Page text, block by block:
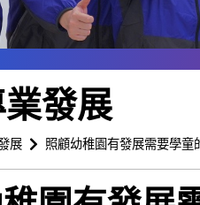
發展
展 照顧幼稚園有發展需要學童